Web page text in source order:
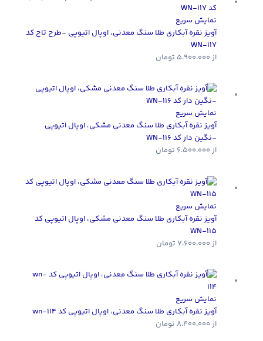
نمایش سریع
آویز نقره آبکاری طلا سنگ معدنی، اوپال اتیوپی -طرح تاج کد
WN-117
از 5.900.000 تومان
نمایش سریع
آویز نقره آبکاری طلا سنگ معدنی مشکی، اوپال اتیوپی
-نگین دار کد WN-116
از 6.500.000 تومان
نمایش سریع
آویز نقره آبکاری طلا سنگ معدنی مشکی، اوپال اتیوپی کد
WN-115
از 7.600.000 تومان
نمایش سریع
آویز نقره آبکاری طلا سنگ معدنی، اوپال اتیوپی کد wn-114
از 8.400.000 تومان